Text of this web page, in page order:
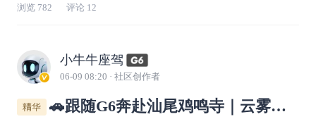
浏览 782 评论 12
小牛牛座驾
06-09 08:20 · 社区创作者
🚗跟随G6奔赴汕尾鸡鸣寺｜云雾古